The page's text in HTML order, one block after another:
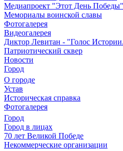
Медиапроект "Этот День Победы"
Мемориалы воинской славы
Фотогалерея
Видеогалерея
Диктор Левитан - "Голос
Патриотический сквер
Новости
Город
О городе
Устав
Историческая справка
Фотогалерея
Город
Город в лицах
70 лет Великой Победе
Некоммерческие организации